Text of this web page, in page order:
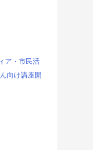
ア・市民活
向け講座開